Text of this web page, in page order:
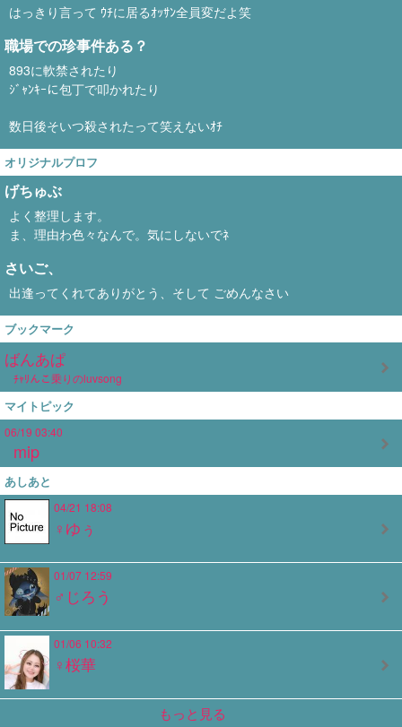
はっきり言って ｳﾁに居るｵｯｻﾝ全員変だよ笑
職場での珍事件ある？
893に軟禁されたり
ｼﾞｬﾝｷｰに包丁で叩かれたり
数日後そいつ殺されたって笑えないｵﾁ
オリジナルプロフ
げちゅぶ
よく整理します。
ま、理由わ色々なんで。気にしないでﾈ
さいご、
出逢ってくれてありがとう、そして ごめんなさい
ブックマーク
ばんあぱ
ﾁｬﾘんこ乗りのluvsong
マイトピック
06/19 03:40
mip
あしあと
04/21 18:08
♀ゆぅ
01/07 12:59
♂じろう
01/06 10:32
♀桜華
もっと見る